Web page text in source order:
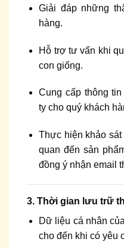
Giải đáp những
hàng.
Hỗ trợ tư vấn khi
con giống.
Cung cấp thông
ty cho quý khách
Thực hiện khảo sát
quan đến sản
đồng ý nhận email
3. Thời gian lưu trữ
Dữ liệu cá nhân
cho đến khi có yêu